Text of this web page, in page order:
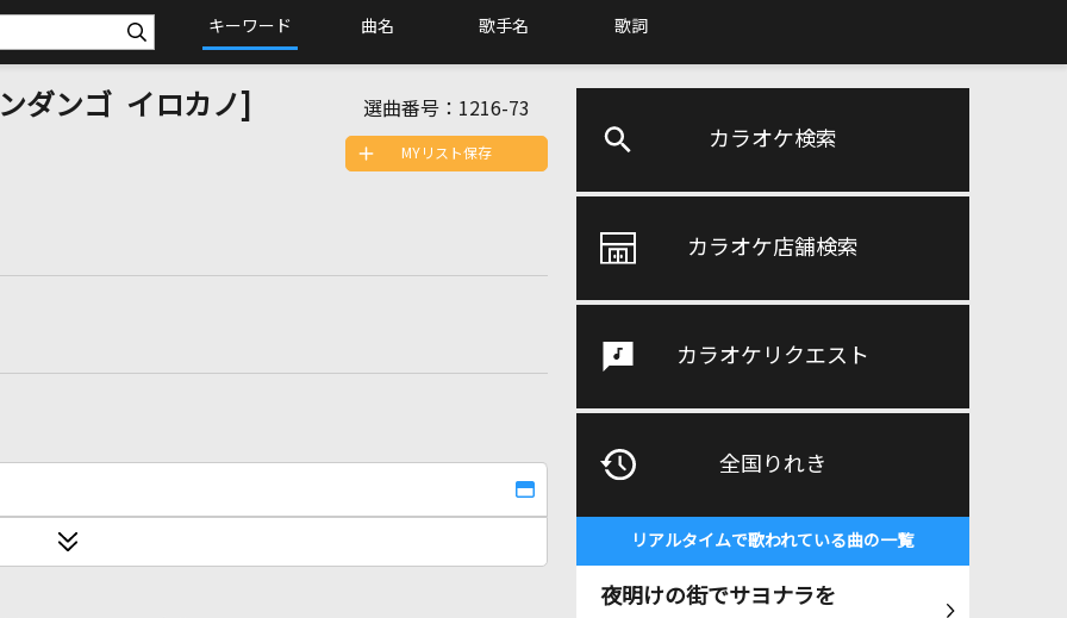
キーワード 曲名 歌手名 歌詞
カラオケ検索
カラオケ店舗検索
カラオケリクエスト
全国りれき
リアルタイムで歌われている曲の一覧
夜明けの街でサヨナラを
ダンゴ イロカノ] 選曲番号： 1216-73
MYリスト保存